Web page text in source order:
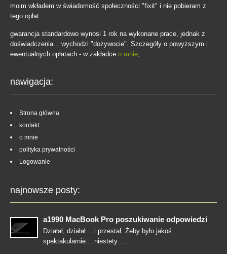
moim wkładem w świadomość społeczności "fixit" i nie pobieram z
tego opłat. .
gwarancja standardowo wynosi 1 rok na wykonane prace, jednak z
doświadczenia... wychodzi "dożywocie". Szczegóły o powyższym i
ewentualnych opłatach - w zakładce o mnie
nawigacja:
Strona główna
kontakt:
o mnie
polityka prywatności
Logowanie
najnowsze posty:
a1990 MacBook Pro poszukiwanie odpowiedzi
Działał, działał… i przestał. Żeby było jakoś
spektakularnie… niestety….